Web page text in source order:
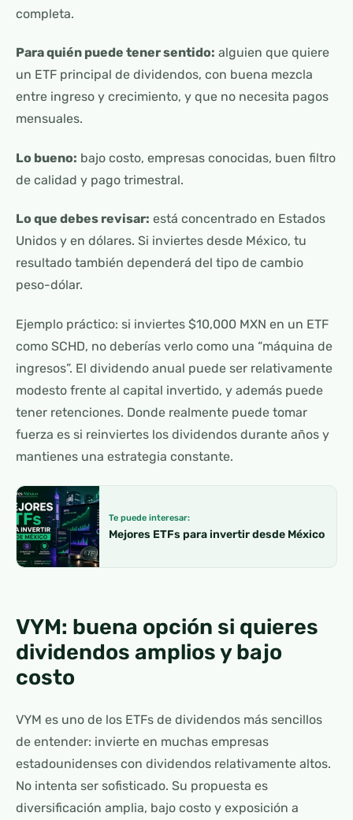
completa.
Para quién puede tener sentido: alguien que quiere
un ETF principal de dividendos, con buena mezcla
entre ingreso y crecimiento, y que no necesita pagos
mensuales.
Lo bueno: bajo costo, empresas conocidas, buen filtro
de calidad y pago trimestral.
Lo que debes revisar: está concentrado en Estados
Unidos y en dólares. Si inviertes desde México, tu
resultado también dependerá del tipo de cambio
peso-dólar.
Ejemplo práctico: si inviertes $10,000 MXN en un ETF
como SCHD, no deberías verlo como una “máquina de
ingresos”. El dividendo anual puede ser relativamente
modesto frente al capital invertido, y además puede
tener retenciones. Donde realmente puede tomar
fuerza es si reinviertes los dividendos durante años y
mantienes una estrategia constante.
Te puede interesar:
Mejores ETFs para invertir desde México
VYM: buena opción si quieres
dividendos amplios y bajo
costo
VYM es uno de los ETFs de dividendos más sencillos
de entender: invierte en muchas empresas
estadounidenses con dividendos relativamente altos.
No intenta ser sofisticado. Su propuesta es
diversificación amplia, bajo costo y exposición a